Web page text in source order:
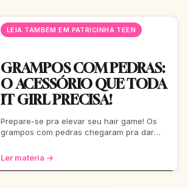
LEIA TAMBÉM EM PATRICINHA TEEN
GRAMPOS COM PEDRAS:
O ACESSÓRIO QUE TODA
IT GIRL PRECISA!
Prepare-se pra elevar seu hair game! Os
grampos com pedras chegaram pra dar
casual a uma festa b
Ler matéria →